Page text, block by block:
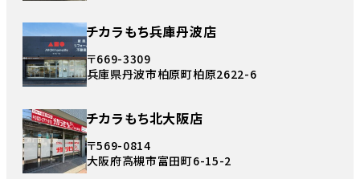
チカラもち兵庫丹波店
〒669-3309
兵庫県丹波市柏原町柏原2622-6
チカラもち北大阪店
〒569-0814
大阪府高槻市富田町6-15-2